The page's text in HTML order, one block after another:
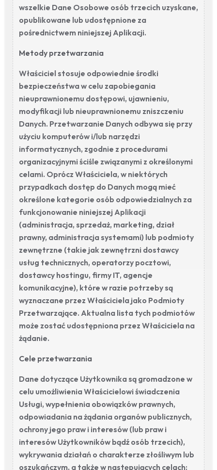
wszelkie Dane Osobowe osób trzecich uzyskane,
opublikowane lub udostępnione za
pośrednictwem niniejszej Aplikacji.
Metody przetwarzania
Właściciel stosuje odpowiednie środki
bezpieczeństwa w celu zapobiegania
nieuprawnionemu dostępowi, ujawnieniu,
modyfikacji lub nieuprawnionemu zniszczeniu
Danych. Przetwarzanie Danych odbywa się przy
użyciu komputerów i/lub narzędzi
informatycznych, zgodnie z procedurami
organizacyjnymi ściśle związanymi z określonymi
celami. Oprócz Właściciela, w niektórych
przypadkach dostęp do Danych mogą mieć
określone kategorie osób odpowiedzialnych za
funkcjonowanie niniejszej Aplikacji
(administracja, sprzedaż, marketing, dział
prawny, administracja systemami) lub podmioty
zewnętrzne (takie jak zewnętrzni dostawcy
usług technicznych, operatorzy pocztowi,
dostawcy hostingu, firmy IT, agencje
komunikacyjne), które w razie potrzeby są
wyznaczane przez Właściciela jako Podmioty
Przetwarzające. Aktualna lista tych podmiotów
może zostać udostępniona przez Właściciela na
żądanie.
Cele przetwarzania
Dane dotyczące Użytkownika są gromadzone w
celu umożliwienia Właścicielowi świadczenia
Usługi, wypełnienia obowiązków prawnych,
odpowiadania na żądania organów publicznych,
ochrony jego praw i interesów (lub praw i
interesów Użytkowników bądź osób trzecich),
wykrywania działań o charakterze złośliwym lub
oszukańczym, a także w następujących celach: